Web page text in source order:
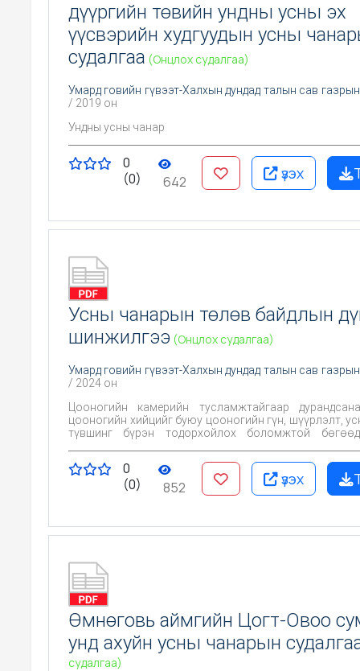
дүүргийн төвийн ундны усны эх
үүсвэрийн худгуудын усны
судалгаа (Онцлох судалгаа)
Умард говийн гүвээт-Халхын дундад талын сав
/ 2019 он
Ундны усны чанар
0
(0)
642 үзэх
Усны чанарын төлөв байдлын
шинжилгээ (Онцлох судалгаа)
Умард говийн гүвээт-Халхын дундад талын сав
/ 2024 он
Цооногийн камерийн тусламжтайгаар
цооногийн хийцийг буюу цооногийн гүн, шүүрлэлт,
түвшинг бүрэн тодорхойлох боломжтой
0
(0)
852 үзэх
Өмнөговь аймгийн Цогт-Овоо
унд ахуйн усны чанарын
судалгаа)